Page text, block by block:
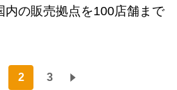
内の販売拠点を100店舗まで
2 3